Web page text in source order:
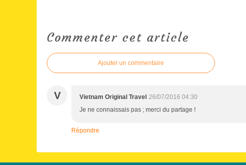
Commenter cet article
Ajouter un commentaire
V Vietnam Original Travel 26/07/2016 04:30
Je ne connaissais pas ; merci du partage !
Répondre